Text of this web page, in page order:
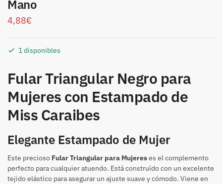
Mano
4,88€
1 disponibles
Fular Triangular Negro para
Mujeres con Estampado de
Miss Caraibes
Elegante Estampado de Mujer
Este precioso Fular Triangular para Mujereses el complemento
perfecto para cualquier atuendo. Está construído con un excelente
tejido elástico para asegurar un ajuste suave y cómodo. Viene en